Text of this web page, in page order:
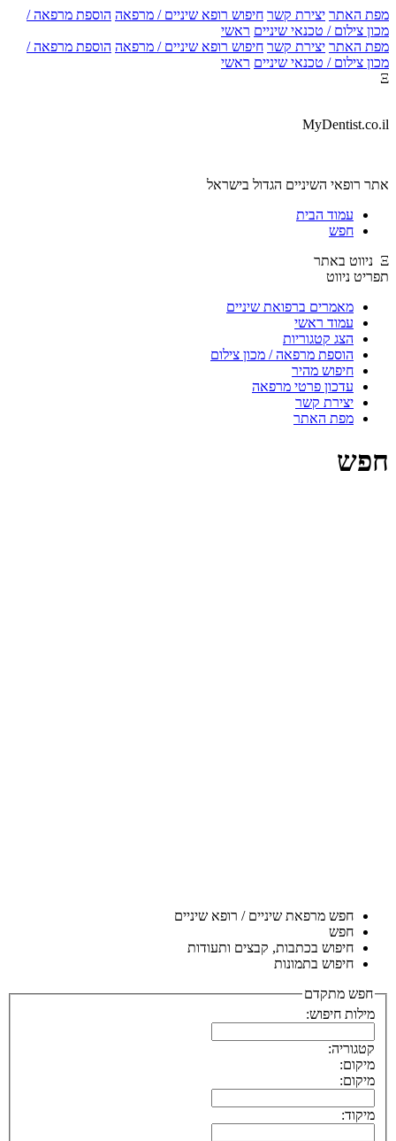
מפת האתר יצירת קשר חיפוש רופא שיניים / מרפאה הוספת מרפאה /
מכון צילום / טכנאי שיניים ראשי
מפת האתר יצירת קשר חיפוש רופא שיניים / מרפאה הוספת מרפאה /
מכון צילום / טכנאי שיניים ראשי
Ξ
MyDentist.co.il
אתר רופאי השיניים הגדול בישראל
עמוד הבית
חפש
Ξ ניווט באתר
תפריט ניווט
מאמרים ברפואת שיניים
עמוד ראשי
הצג קטגוריות
הוספת מרפאה / מכון צילום
חיפוש מהיר
עדכון פרטי מרפאה
יצירת קשר
מפת האתר
חפש
חפש מרפאת שיניים / רופא שיניים
חפש
חיפוש בכתבות, קבצים ותעודות
חיפוש בתמונות
חפש מתקדם
מילות חיפוש:
קטגוריה:
מיקום:
מיקום:
מיקוד: